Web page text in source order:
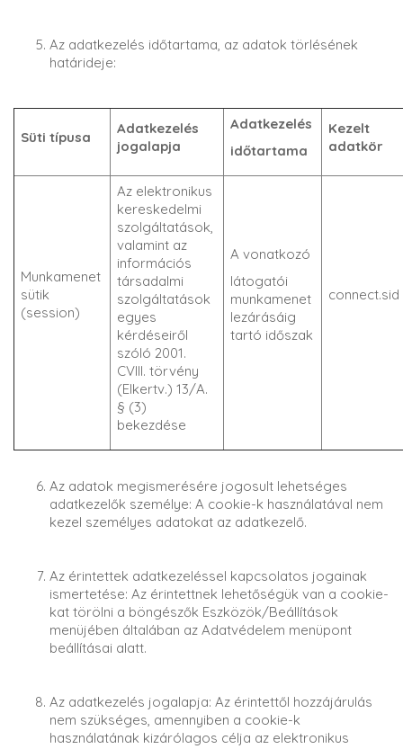
Az adatkezelés időtartama, az adatok törlésének
határideje:
Süti típusa
Adatkezelés
jogalapja
Adatkezelés
időtartama
Kezelt
adatkör
Munkamenet
sütik
(session)
Az elektronikus
kereskedelmi
szolgáltatások,
valamint az
információs
társadalmi
szolgáltatások
egyes
kérdéseiről
szóló 2001.
CVIII. törvény
(Elkertv.) 13/A.
§ (3)
bekezdése
A vonatkozó
látogatói
munkamenet
lezárásáig
tartó időszak
connect.sid
Az adatok megismerésére jogosult lehetséges
adatkezelők személye: A cookie-k használatával nem
kezel személyes adatokat az adatkezelő.
Az érintettek adatkezeléssel kapcsolatos jogainak
ismertetése: Az érintettnek lehetőségük van a cookie-
kat törölni a böngészők Eszközök/Beállítások
menüjében általában az Adatvédelem menüpont
beállításai alatt.
Az adatkezelés jogalapja: Az érintettől hozzájárulás
nem szükséges, amennyiben a cookie-k
használatának kizárólagos célja az elektronikus